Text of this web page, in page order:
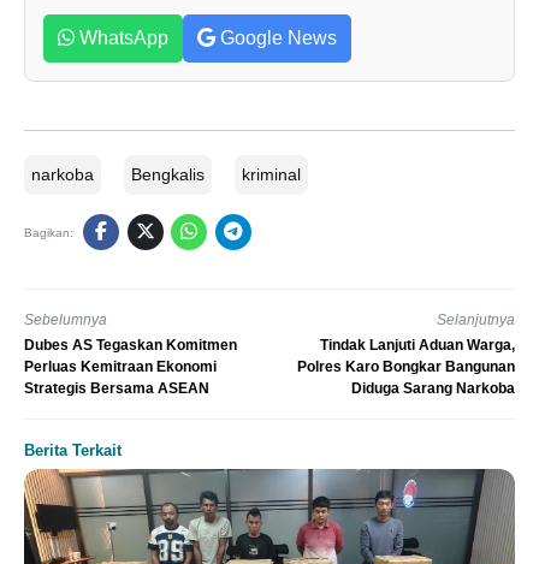
WhatsApp Google News
narkoba Bengkalis kriminal
Bagikan:
Sebelumnya
Dubes AS Tegaskan Komitmen
Perluas Kemitraan Ekonomi
Strategis Bersama ASEAN
Selanjutnya
Tindak Lanjuti Aduan Warga,
Polres Karo Bongkar Bangunan
Diduga Sarang Narkoba
Berita Terkait